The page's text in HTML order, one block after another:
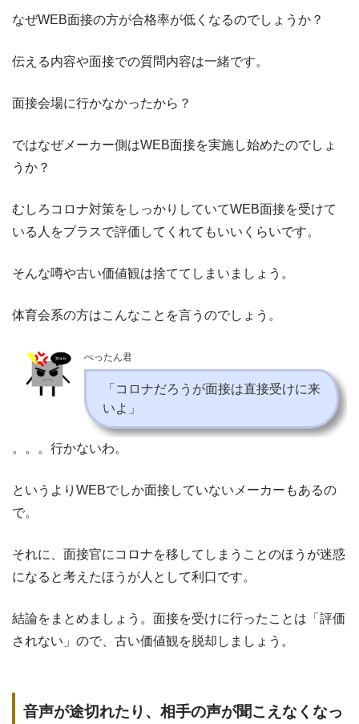
なぜWEB面接の方が合格率が低くなるのでしょうか？
伝える内容や面接での質問内容は一緒です。
面接会場に行かなかったから？
ではなぜメーカー側はWEB面接を実施し始めたのでしょ
うか？
むしろコロナ対策をしっかりしていてWEB面接を受けて
いる人をプラスで評価してくれてもいいくらいです。
そんな噂や古い価値観は捨ててしまいましょう。
体育会系の方はこんなことを言うのでしょう。
ぺったん君
「コロナだろうが面接は直接受けに来
いよ」
。。。行かないわ。
というよりWEBでしか面接していないメーカーもあるの
で。
それに、面接官にコロナを移してしまうことのほうが迷惑
になると考えたほうが人として利口です。
結論をまとめましょう。面接を受けに行ったことは「評価
されない」ので、古い価値観を脱却しましょう。
音声が途切れたり、相手の声が聞こえなくなっ